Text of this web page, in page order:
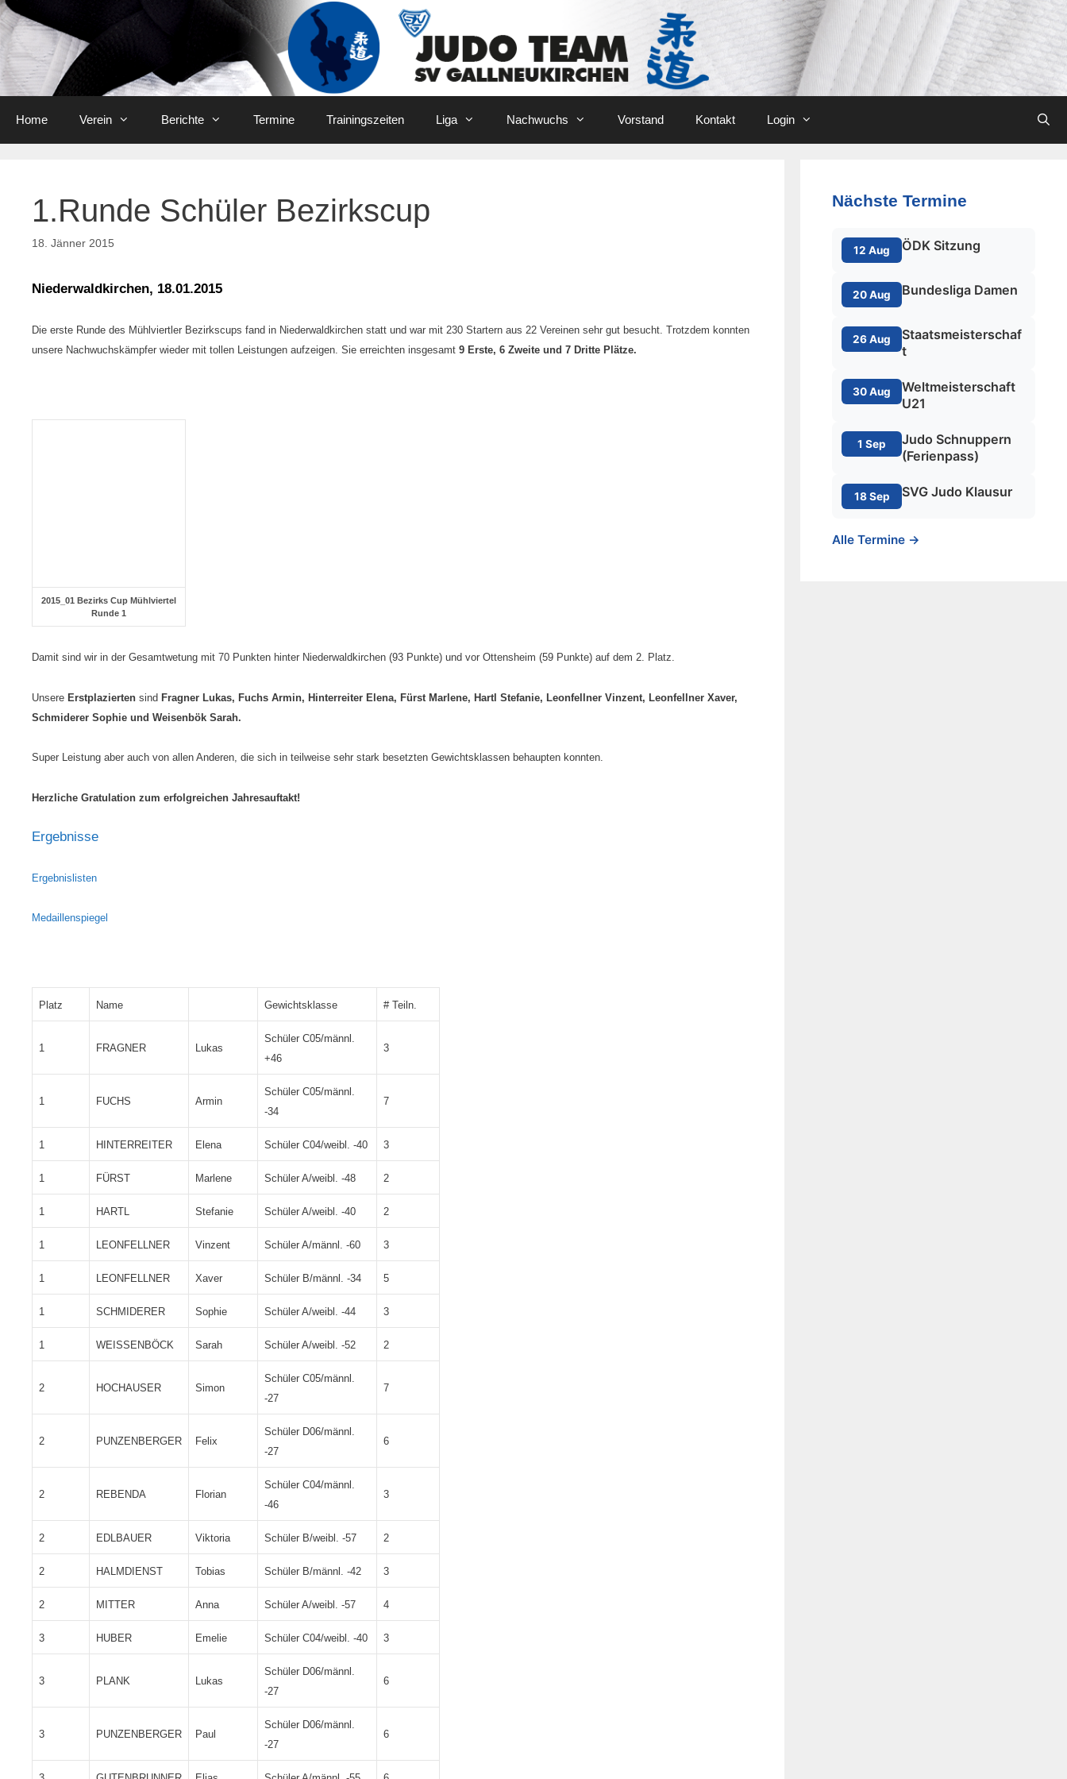
Skip
to
content
Home Verein Berichte Termine Trainingszeiten Liga Nachwuchs Vorstand Kontakt Login
1.Runde Schüler Bezirkscup
18. Jänner 2015
Niederwaldkirchen, 18.01.2015
Die erste Runde des Mühlviertler Bezirkscups fand in Niederwaldkirchen statt und war mit 230 Startern aus 22 Vereinen sehr gut besucht. Trotzdem konnten
unsere Nachwuchskämpfer wieder mit tollen Leistungen aufzeigen. Sie erreichten insgesamt 9 Erste, 6 Zweite und 7 Dritte Plätze.
2015_01 Bezirks Cup Mühlviertel
Runde 1
Damit sind wir in der Gesamtwetung mit 70 Punkten hinter Niederwaldkirchen (93 Punkte) und vor Ottensheim (59 Punkte) auf dem 2. Platz.
Unsere Erstplazierten sind Fragner Lukas, Fuchs Armin, Hinterreiter Elena, Fürst Marlene, Hartl Stefanie, Leonfellner Vinzent, Leonfellner Xaver,
Schmiderer Sophie und Weisenbök Sarah.
Super Leistung aber auch von allen Anderen, die sich in teilweise sehr stark besetzten Gewichtsklassen behaupten konnten.
Herzliche Gratulation zum erfolgreichen Jahresauftakt!
Ergebnisse
Ergebnislisten
Medaillenspiegel
Platz Name Gewichtsklasse # Teiln.
1 FRAGNER Lukas
Schüler C05/männl.
+46
3
1 FUCHS Armin
Schüler C05/männl.
-34
7
1 HINTERREITER Elena Schüler C04/weibl. -40 3
1 FÜRST Marlene Schüler A/weibl. -48 2
1 HARTL Stefanie Schüler A/weibl. -40 2
1 LEONFELLNER Vinzent Schüler A/männl. -60 3
1 LEONFELLNER Xaver Schüler B/männl. -34 5
1 SCHMIDERER Sophie Schüler A/weibl. -44 3
1 WEISSENBÖCK Sarah Schüler A/weibl. -52 2
2 HOCHAUSER Simon
Schüler C05/männl.
-27
7
2 PUNZENBERGER Felix
Schüler D06/männl.
-27
6
2 REBENDA Florian
Schüler C04/männl.
-46
3
2 EDLBAUER Viktoria Schüler B/weibl. -57 2
2 HALMDIENST Tobias Schüler B/männl. -42 3
2 MITTER Anna Schüler A/weibl. -57 4
3 HUBER Emelie Schüler C04/weibl. -40 3
3 PLANK Lukas
Schüler D06/männl.
-27
6
3 PUNZENBERGER Paul
Schüler D06/männl.
-27
6
Nächste Termine
12 Aug ÖDK Sitzung
20 Aug Bundesliga Damen
26 Aug
Staatsmeisterschaf
t
30 Aug
Weltmeisterschaft
U21
1 Sep
Judo Schnuppern
(Ferienpass)
18 Sep SVG Judo Klausur
Alle Termine →